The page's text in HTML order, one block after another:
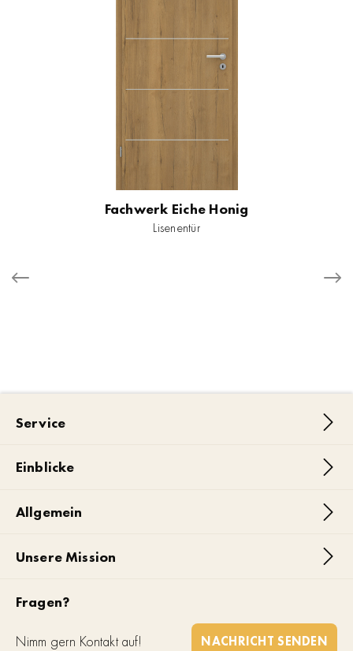
Fachwerk Eiche Honig
Lisenentür
Service
Einblicke
Allgemein
Unsere Mission
Fragen?
Nimm gern Kontakt auf! NACHRICHT SENDEN